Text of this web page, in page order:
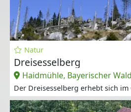
Natur
Dreisesselberg
Haidmühle, Bayerischer Wald
Der Dreisesselberg erhebt sich